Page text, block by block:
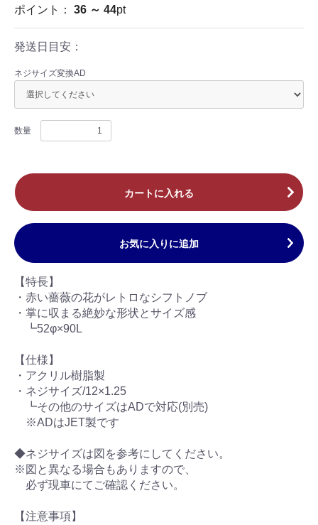
ポイント： 36 ～ 44pt
発送日目安：
ネジサイズ変換AD
数量
カートに入れる
お気に入りに追加
【特長】
・赤い薔薇の花がレトロなシフトノブ
・掌に収まる絶妙な形状とサイズ感
┗52φ×90L
【仕様】
・アクリル樹脂製
・ネジサイズ/12×1.25
┗その他のサイズはADで対応(別売)
※ADはJET製です
◆ネジサイズは図を参考にしてください。
※図と異なる場合もありますので、
必ず現車にてご確認ください。
【注意事項】